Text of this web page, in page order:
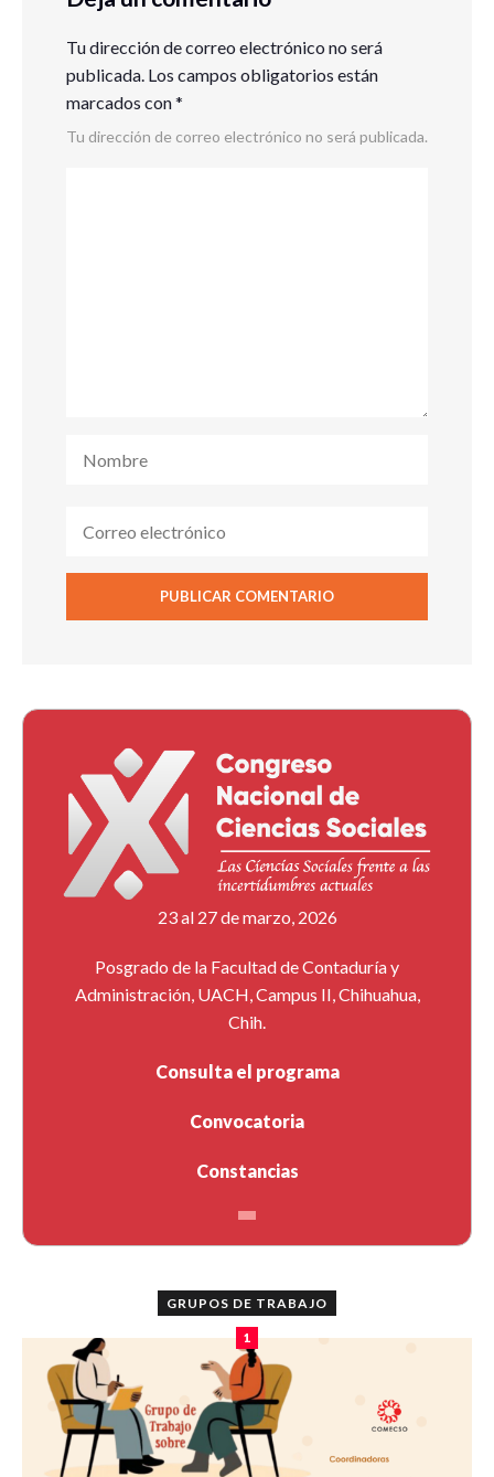
Tu dirección de correo electrónico no será
publicada. Los campos obligatorios están
marcados con*
Tu dirección de correo electrónico no será publicada.
23 al 27 de marzo, 2026
Posgrado de la Facultad de Contaduría y
Administración, UACH, Campus II, Chihuahua,
Chih.
Consulta el programa
Convocatoria
Constancias
GRUPOS DE TRABAJO
1